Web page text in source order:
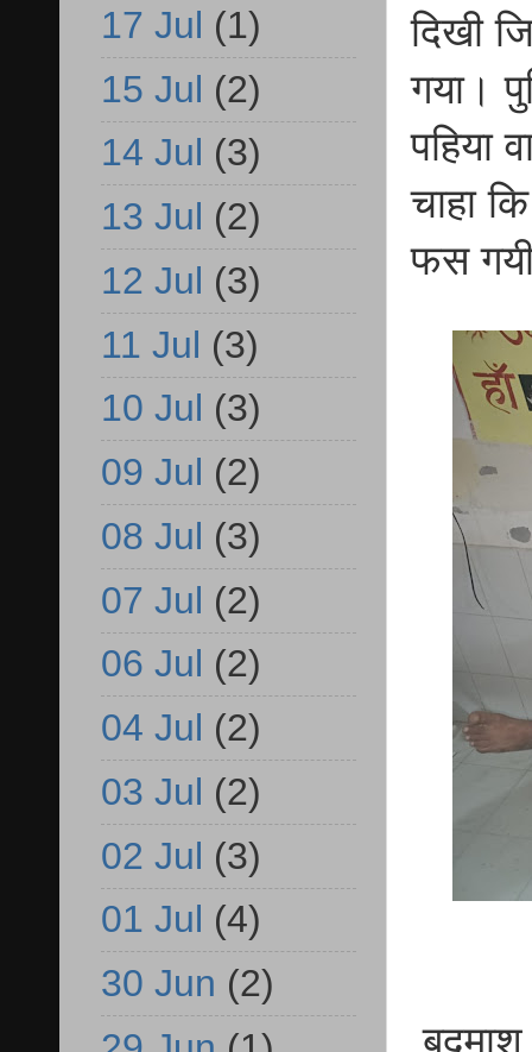
दिखी
गया।
पहिया
चाहा
फस
17 Jul (1)
15 Jul (2)
14 Jul (3)
13 Jul (2)
12 Jul (3)
11 Jul (3)
10 Jul (3)
09 Jul (2)
08 Jul (3)
07 Jul (2)
06 Jul (2)
04 Jul (2)
03 Jul (2)
02 Jul (3)
01 Jul (4)
30 Jun (2)